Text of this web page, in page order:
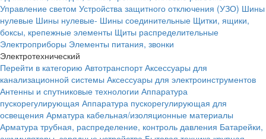
Управление светом Устройства защитного отключения (УЗО) Шины
нулевые Шины нулевые- Шины соединительные Щитки, ящики,
боксы, крепежные элементы Щиты распределительные
Электроприборы Элементы питания, звонки
Электротехнический
Перейти в категорию Автотранспорт Аксессуары для
канализационной системы Аксессуары для электроинструментов
Антенны и спутниковые технологии Аппаратура
пускорегулирующая Аппаратура пускорегулирующая для
освещения Арматура кабельная/изоляционные материалы
Арматура трубная, распределение, контроль давления Батарейки,